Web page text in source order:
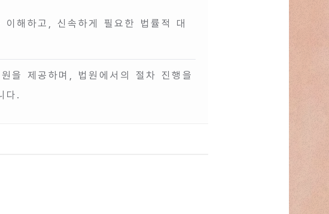
해하고, 신속하게 필요한 법률적 대
을 제공하며, 법원에서의 절차 진행을
다.